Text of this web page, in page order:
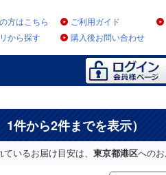
方はこちら ご利用ガイド
から探す
購入後お問い合わせ
から2件までを表示）
いるお届け目安は、 東京都港区へのお